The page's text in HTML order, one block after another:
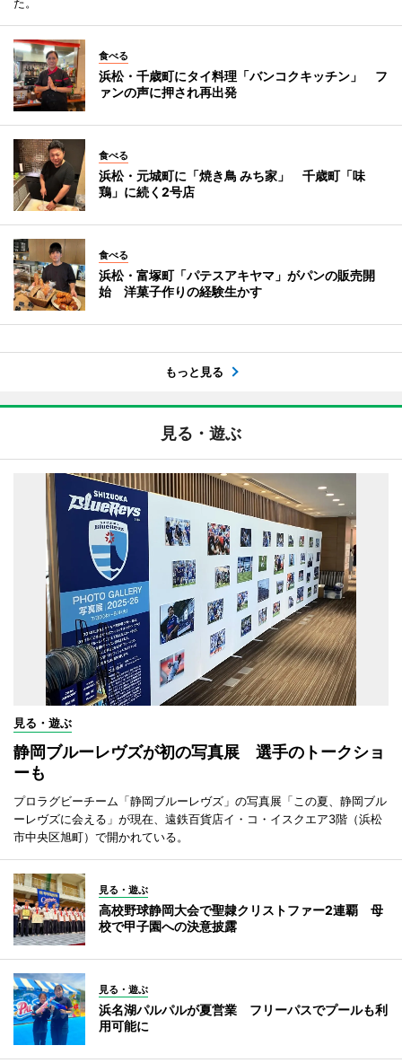
た。
食べる
浜松・千歳町にタイ料理「バンコクキッチン」 フ
ァンの声に押され再出発
食べる
浜松・元城町に「焼き鳥 みち家」 千歳町「味
鶏」に続く2号店
食べる
浜松・富塚町「パテスアキヤマ」がパンの販売開
始 洋菓子作りの経験生かす
もっと見る
見る・遊ぶ
見る・遊ぶ
静岡ブルーレヴズが初の写真展 選手のトークショ
ーも
プロラグビーチーム「静岡ブルーレヴズ」の写真展「この夏、静岡ブル
ーレヴズに会える」が現在、遠鉄百貨店イ・コ・イスクエア3階（浜松
市中央区旭町）で開かれている。
見る・遊ぶ
高校野球静岡大会で聖隷クリストファー2連覇 母
校で甲子園への決意披露
見る・遊ぶ
浜名湖パルパルが夏営業 フリーパスでプールも利
用可能に